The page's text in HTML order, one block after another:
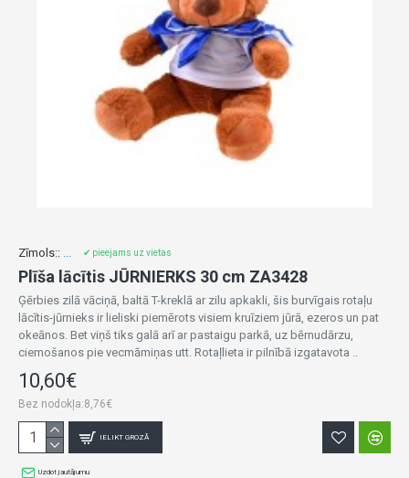
Zīmols:: ... ✔ pieejams uz vietas
Plīša lācītis JŪRNIERKS 30 cm ZA3428
Ģērbies zilā vāciņā, baltā T-kreklā ar zilu apkakli, šis burvīgais rotaļu
lācītis-jūrnieks ir lieliski piemērots visiem kruīziem jūrā, ezeros un pat
okeānos. Bet viņš tiks galā arī ar pastaigu parkā, uz bērnudārzu,
ciemošanos pie vecmāmiņas utt. Rotaļlieta ir pilnībā izgatavota ..
10,60€
Bez nodokļa:8,76€
IELIKT GROZĀ
Uzdot jautājumu